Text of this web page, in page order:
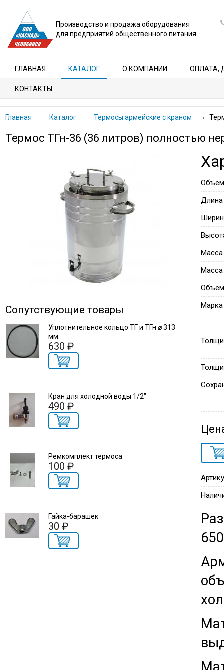
Производство и продажа оборудования
для предприятий общественного питания
ГЛАВНАЯ КАТАЛОГ О КОМПАНИИ ОПЛАТА,
КОНТАКТЫ
Главная Каталог Термосы армейские с краном
Термос ТГн-36 (36 литров) полностью
Сопутствующие товары
Уплотнительное кольцо ТГ и ТГн ⌀ 313
мм.
630 ₽
Кран для холодной воды 1/2"
490 ₽
Ремкомплект термоса
100 ₽
Гайка-барашек
30 ₽
Объём
Длина
Масса
Масса
Марка